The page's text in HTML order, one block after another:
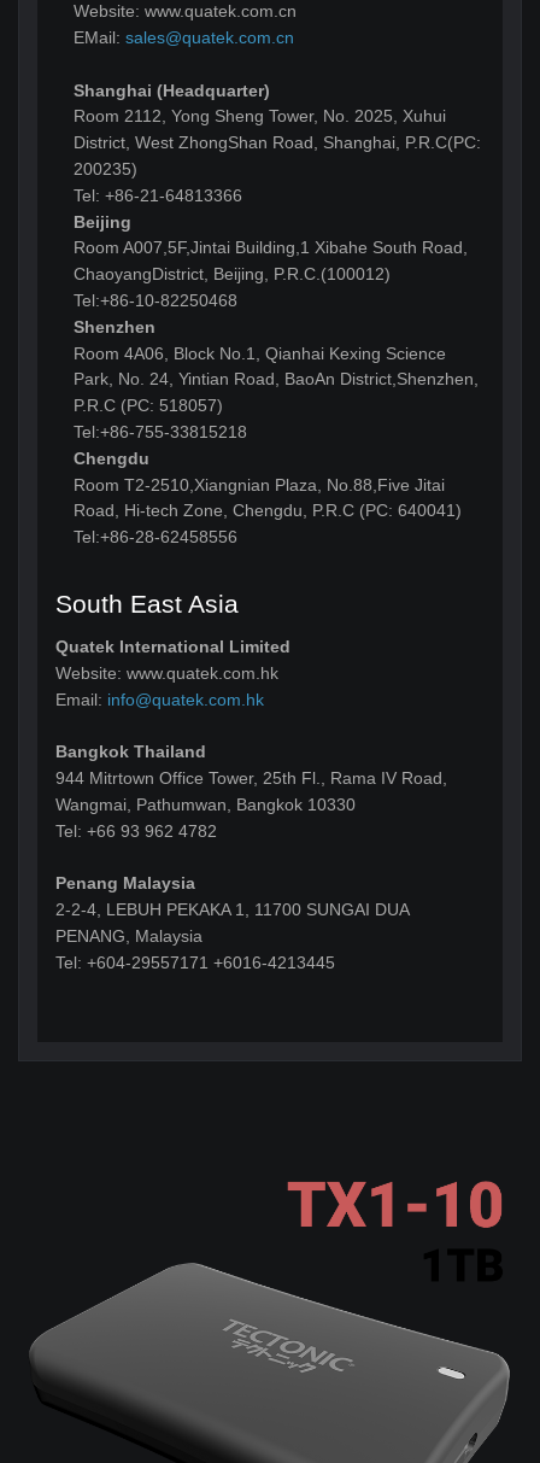
Website: www.quatek.com.cn
EMail: sales@quatek.com.cn
Shanghai (Headquarter)
Room 2112, Yong Sheng Tower, No. 2025, Xuhui
District, West ZhongShan Road, Shanghai, P.R.C(PC:
200235)
Tel: +86-21-64813366
Beijing
Room A007,5F,Jintai Building,1 Xibahe South Road,
ChaoyangDistrict, Beijing, P.R.C.(100012)
Tel:+86-10-82250468
Shenzhen
Room 4A06, Block No.1, Qianhai Kexing Science
Park, No. 24, Yintian Road, BaoAn District,Shenzhen,
P.R.C (PC: 518057)
Tel:+86-755-33815218
Chengdu
Room T2-2510,Xiangnian Plaza, No.88,Five Jitai
Road, Hi-tech Zone, Chengdu, P.R.C (PC: 640041)
Tel:+86-28-62458556
South East Asia
Quatek International Limited
Website: www.quatek.com.hk
Email: info@quatek.com.hk
Bangkok Thailand
944 Mitrtown Office Tower, 25th Fl., Rama IV Road,
Wangmai, Pathumwan, Bangkok 10330
Tel: +66 93 962 4782
Penang Malaysia
2-2-4, LEBUH PEKAKA 1, 11700 SUNGAI DUA
PENANG, Malaysia
Tel: +604-29557171 +6016-4213445